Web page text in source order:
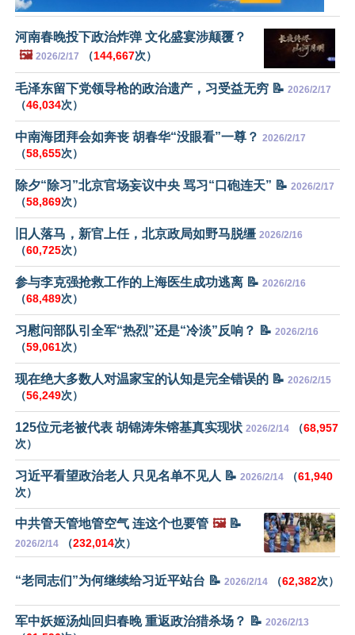
河南春晚投下政治炸弹 文化盛宴涉颠覆？
🖼️ 2026/2/17 （144,667次）
毛泽东留下党领导枪的政治遗产，习受益无穷 📝 2026/2/17
（46,034次）
中南海团拜会如奔丧 胡春华“没眼看”一尊？ 2026/2/17
（58,655次）
除夕“除习”北京官场妄议中央 骂习“口砲连天” 📝 2026/2/17
（58,869次）
旧人落马，新官上任，北京政局如野马脱缰 2026/2/16
（60,725次）
参与李克强抢救工作的上海医生成功逃离 📝 2026/2/16
（68,489次）
习慰问部队引全军“热烈”还是“冷淡”反响？ 📝 2026/2/16
（59,061次）
现在绝大多数人对温家宝的认知是完全错误的 📝 2026/2/15
（56,249次）
125位元老被代表 胡锦涛朱镕基真实现状 2026/2/14 （68,957
次）
习近平看望政治老人 只见名单不见人 📝 2026/2/14 （61,940
次）
中共管天管地管空气 连这个也要管 🖼️📝
2026/2/14 （232,014次）
“老同志们”为何继续给习近平站台 📝 2026/2/14 （62,382次）
军中妖姬汤灿回归春晚 重返政治猎杀场？ 📝 2026/2/13